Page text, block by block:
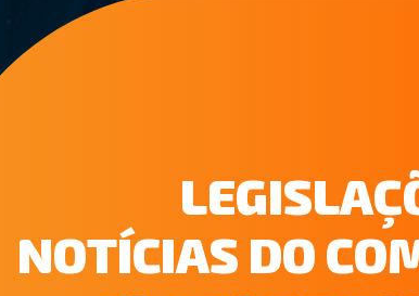
NOTÍCIAS DO